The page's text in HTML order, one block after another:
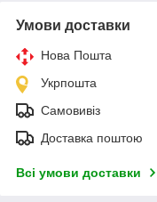
Умови доставки
Нова Пошта
Укрпошта
Самовивіз
Доставка поштою
Всі умови доставки